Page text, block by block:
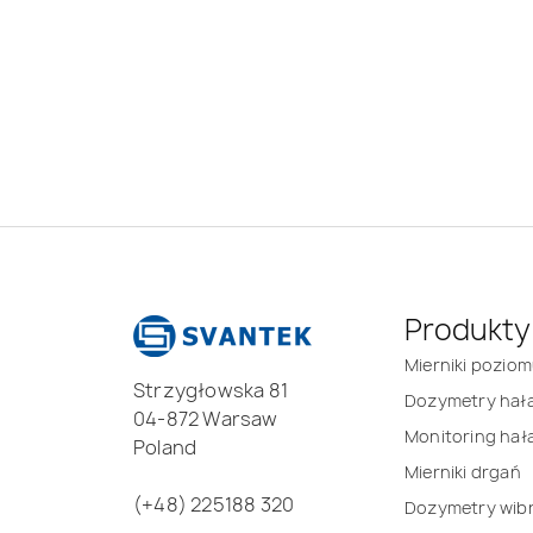
Strzygłowska 81
04-872 Warsaw
Poland
(+48) 225188 320
Produkty
Mierniki
Dozymetry
Monitoring
Mierniki drgań
Dozymetry